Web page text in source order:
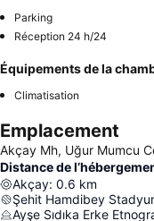
Parking
Réception 24 h/24
Équipements de la
Climatisation
Emplacement
Akçay Mh, Uğur Mumcu
Distance de
Akçay: 0.6 km
Şehit Hamdibey
Ayşe Sıdıka Erke